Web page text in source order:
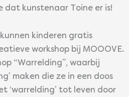
dat kunstenaar Toine er is!
kinderen gratis
workshop bij MOOOVE.
“Warrelding”, waarbij
maken die ze in een doos
‘warrelding’ tot leven door